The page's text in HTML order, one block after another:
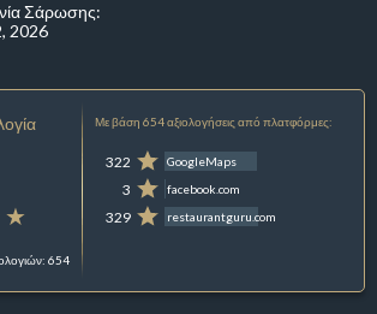
Σάρωσης:
2026
654
Με βάση 654 αξιολογήσεις από πλατφόρμες:
322 GoogleMaps
3 facebook.com
329 restaurantguru.com